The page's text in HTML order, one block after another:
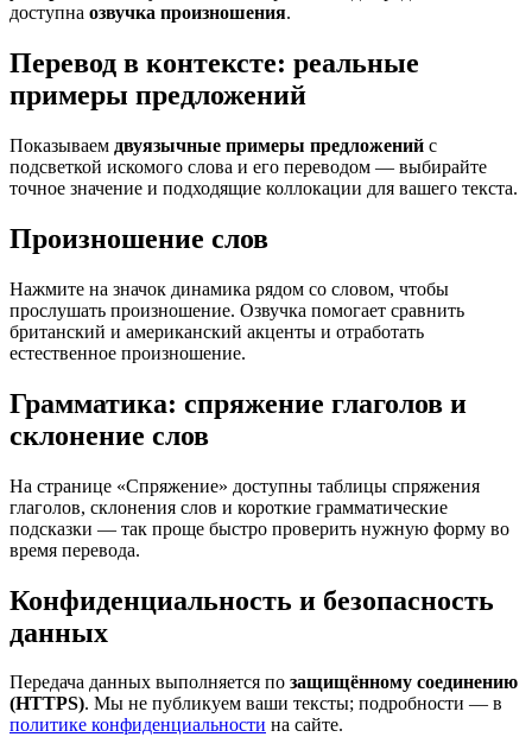
доступна озвучка произношения.
Перевод в контексте: реальные
примеры предложений
Показываем двуязычные примеры предложений с
подсветкой искомого слова и его переводом — выбирайте
точное значение и подходящие коллокации для вашего текста.
Произношение слов
Нажмите на значок динамика рядом со словом, чтобы
прослушать произношение. Озвучка помогает сравнить
британский и американский акценты и отработать
естественное произношение.
Грамматика: спряжение глаголов и
склонение слов
На странице «Спряжение» доступны таблицы спряжения
глаголов, склонения слов и короткие грамматические
подсказки — так проще быстро проверить нужную форму во
время перевода.
Конфиденциальность и безопасность
данных
Передача данных выполняется по защищённому соединению
(HTTPS). Мы не публикуем ваши тексты; подробности — в
политике конфиденциальности на сайте.